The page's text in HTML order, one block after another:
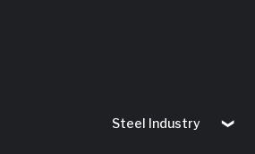
Steel Industry